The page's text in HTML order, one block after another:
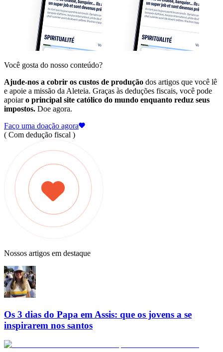
Você gosta do nosso conteúdo?
Ajude-nos a cobrir os custos de produção dos artigos que você lê
e apoie a missão da Aleteia. Graças às deduções fiscais, você pode
apoiaro principal site católico do mundo enquanto reduz seus
impostos. Doe agora.
Faço uma doação agora
( Com dedução fiscal )
Nossos artigos em destaque
Os 3 dias do Papa em Assis: que os jovens a se
inspirarem nos santos